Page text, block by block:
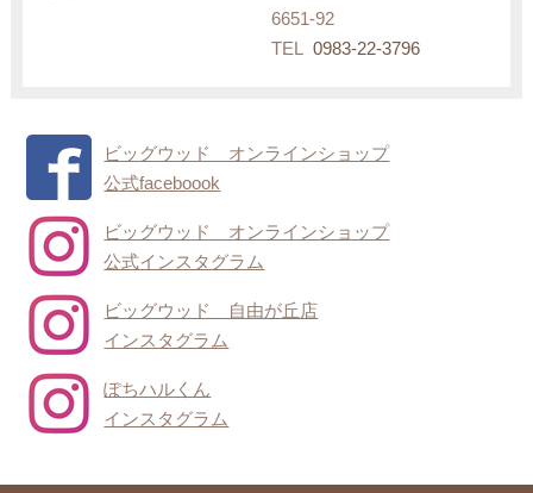
6651-92
TEL
0983-22-3796
ビッグウッド オンラインショップ
公式faceboook
ビッグウッド オンラインショップ
公式インスタグラム
ビッグウッド 自由が丘店
インスタグラム
ぽちハルくん
インスタグラム